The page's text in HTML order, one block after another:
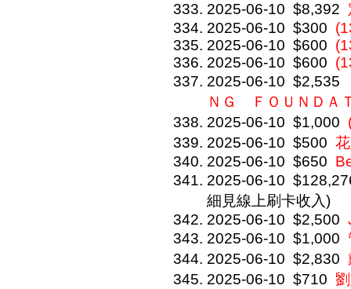
2025-06-10 $8,392
2025-06-10 $300
2025-06-10 $600
2025-06-10 $600
2025-06-10 $2,535
ＮＧ ＦＯＵＮＤ
2025-06-10 $1,000
2025-06-10 $500
2025-06-10 $650
2025-06-10
細見線上刷卡收入)
2025-06-10 $2,500
2025-06-10 $1,000
2025-06-10 $2,830
2025-06-10 $710